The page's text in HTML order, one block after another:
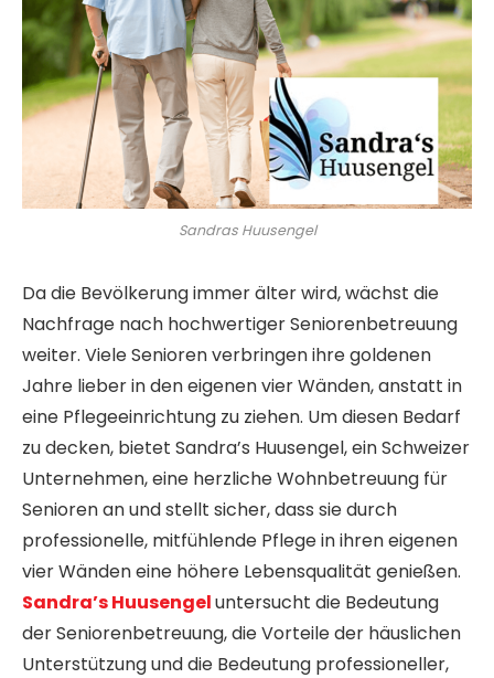
Sandras Huusengel
Da die Bevölkerung immer älter wird, wächst die
Nachfrage nach hochwertiger Seniorenbetreuung
weiter. Viele Senioren verbringen ihre goldenen
Jahre lieber in den eigenen vier Wänden, anstatt in
eine Pflegeeinrichtung zu ziehen. Um diesen Bedarf
zu decken, bietet Sandra’s Huusengel, ein Schweizer
Unternehmen, eine herzliche Wohnbetreuung für
Senioren an und stellt sicher, dass sie durch
professionelle, mitfühlende Pflege in ihren eigenen
vier Wänden eine höhere Lebensqualität genießen.
Sandra’s Huusengeluntersucht die Bedeutung
der Seniorenbetreuung, die Vorteile der häuslichen
Unterstützung und die Bedeutung professioneller,